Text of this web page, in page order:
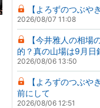
【よろずのつぶや
2026/08/07 11:08
【今井雅人の相場
的？真の山場は9月日
2026/08/06 13:50
【よろずのつぶ
前にして
2026/08/06 12:51